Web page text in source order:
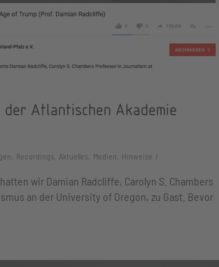
der Atlantischen Akademie
Recordings, Aktuelles, Medien, Hinweise
wir Damian Radcliffe, Carolyn S. Chambers
an der University of Oregon, zu Gast. Bevor